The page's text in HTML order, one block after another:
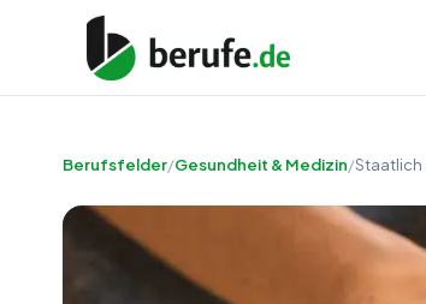
Berufsfelder/Gesundheit & Medizin/Staatlich